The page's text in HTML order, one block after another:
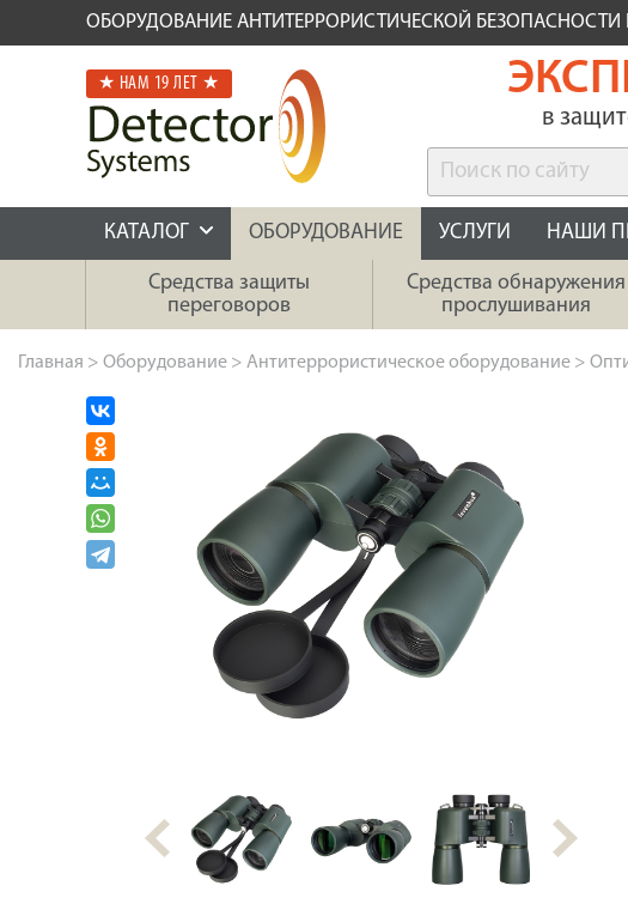
ОБОРУДОВАНИЕ АНТИТЕРРОРИСТИЧЕСКОЙ
★ НАМ 19 ЛЕТ ★
в
КАТАЛОГ ОБОРУДОВАНИЕ УСЛУГИ НАШИ
Средства защиты
переговоров
Средства обнаружения
прослушивания
Главная > Оборудование > Антитеррористическое оборудование >